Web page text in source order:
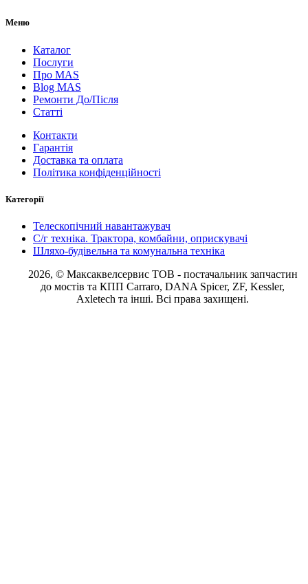
Меню
Каталог
Послуги
Про MAS
Blog MAS
Ремонти До/Після
Статті
Контакти
Гарантія
Доставка та оплата
Політика конфіденційності
Категорії
Телескопічний навантажувач
С/г техніка. Трактора, комбайни, оприскувачі
Шляхо-будівельна та комунальна техніка
2026, © Максаквелсервис ТОВ - постачальник запчастин
до мостів та КПП Carraro, DANA Spicer, ZF, Kessler,
Axletech та інші. Всі права захищені.